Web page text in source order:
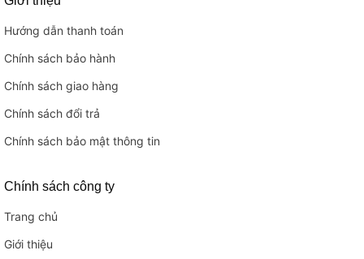
Hướng dẫn thanh toán
Chính sách bảo hành
Chính sách giao hàng
Chính sách đổi trả
Chính sách bảo mật thông tin
Chính sách công ty
Trang chủ
Giới thiệu